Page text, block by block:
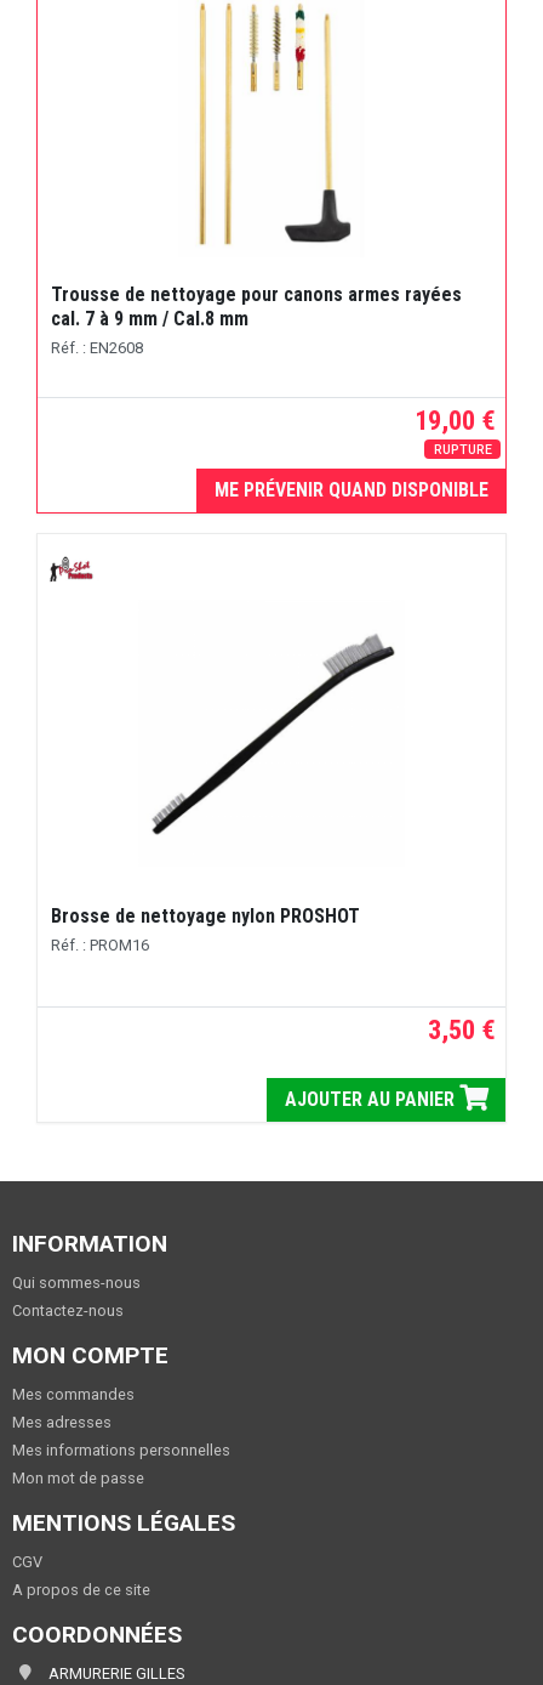
Trousse de nettoyage pour canons armes rayées
cal. 7 à 9 mm / Cal.8 mm
Réf. : EN2608
19,00 €
RUPTURE
ME PRÉVENIR QUAND DISPONIBLE
Brosse de nettoyage nylon PROSHOT
Réf. : PROM16
3,50 €
AJOUTER AU PANIER
INFORMATION
Qui sommes-nous
Contactez-nous
MON COMPTE
Mes commandes
Mes adresses
Mes informations personnelles
Mon mot de passe
MENTIONS LÉGALES
CGV
A propos de ce site
COORDONNÉES
ARMURERIE GILLES